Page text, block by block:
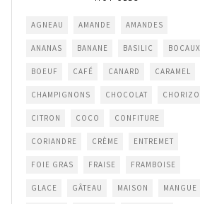
AGNEAU AMANDE AMANDES
ANANAS BANANE BASILIC BOCAUX
BOEUF CAFÉ CANARD CARAMEL
CHAMPIGNONS CHOCOLAT CHORIZO
CITRON COCO CONFITURE
CORIANDRE CRÈME ENTREMET
FOIE GRAS FRAISE FRAMBOISE
GLACE GÂTEAU MAISON MANGUE